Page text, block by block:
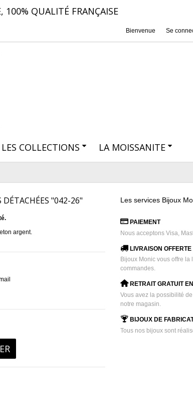
100% QUALITÉ FRANÇAISE
Bienvenue Se
LES COLLECTIONS LA MOISSANITE
DÉTACHÉES "042-26"
argent.
Les services Bijoux
PAIEMENT
Nous acceptons Visa,
LIVRAISON OFFERTE
Bijoux Monic vous offre la
commandes.
RETRAIT GRATUIT
Vous avez la possibilité
notre magasin.
BIJOUX DE
Tous nos bijoux sont